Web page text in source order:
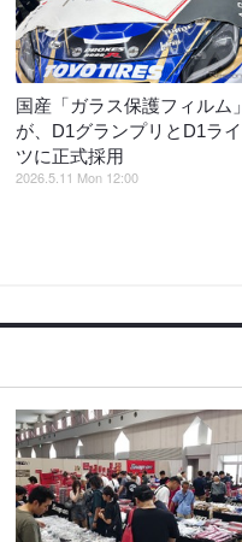
国産「ガラス保護フィルム」
が、D1グランプリとD1ライ
ツに正式採用
2026.5.11 Mon 12:00